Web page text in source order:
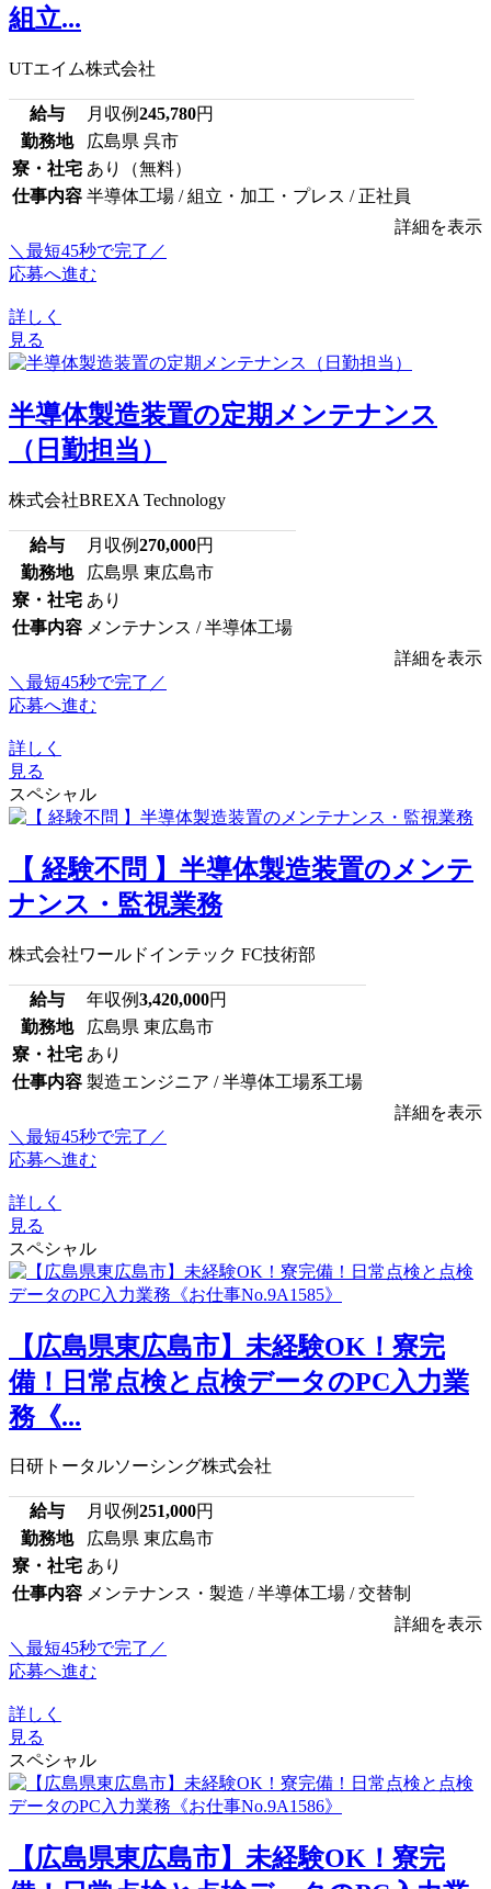
組立...
UTエイム株式会社
給与 月収例245,780円
勤務地
広島県 呉市
寮・社宅 あり（無料）
仕事内容 半導体工場 / 組立・加工・プレス / 正社員
詳細を表示
＼最短45秒で完了／
応募へ進む
詳しく
見る
半導体製造装置の定期メンテナンス
（日勤担当）
株式会社BREXA Technology
給与 月収例270,000円
勤務地
広島県 東広島市
寮・社宅 あり
仕事内容 メンテナンス / 半導体工場
詳細を表示
＼最短45秒で完了／
応募へ進む
詳しく
見る
スペシャル
【 経験不問 】半導体製造装置のメンテ
ナンス・監視業務
株式会社ワールドインテック FC技術部
給与 年収例3,420,000円
勤務地
広島県 東広島市
寮・社宅 あり
仕事内容 製造エンジニア / 半導体工場系工場
詳細を表示
＼最短45秒で完了／
応募へ進む
詳しく
見る
スペシャル
【広島県東広島市】未経験OK！寮完
備！日常点検と点検データのPC入力業
務《...
日研トータルソーシング株式会社
給与 月収例251,000円
勤務地
広島県 東広島市
寮・社宅 あり
仕事内容 メンテナンス・製造 / 半導体工場 / 交替制
詳細を表示
＼最短45秒で完了／
応募へ進む
詳しく
見る
スペシャル
【広島県東広島市】未経験OK！寮完